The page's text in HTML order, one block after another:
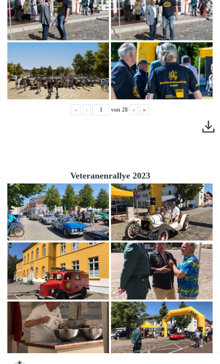
« ‹ von 28 › »
Veteranenrallye 2023